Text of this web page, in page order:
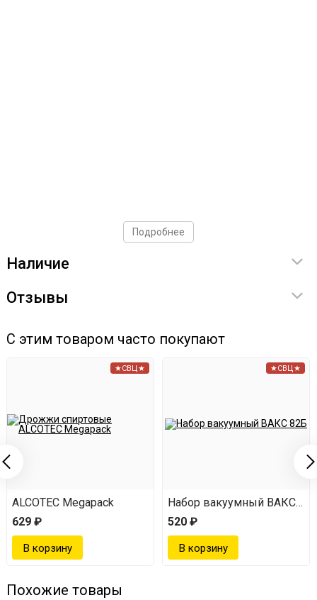
Подробнее
Наличие
Отзывы
С этим товаром часто покупают
★СВЦ★
ALCOTEC Megapack
629 ₽
★СВЦ★
Набор вакуумный ВАКС
520 ₽
Похожие товары